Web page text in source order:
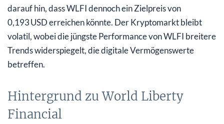
darauf hin, dass WLFI dennoch ein Zielpreis von
0,193 USD erreichen könnte. Der Kryptomarkt bleibt
volatil, wobei die jüngste Performance von WLFI breitere
Trends widerspiegelt, die digitale Vermögenswerte
betreffen.
Hintergrund zu World Liberty
Financial